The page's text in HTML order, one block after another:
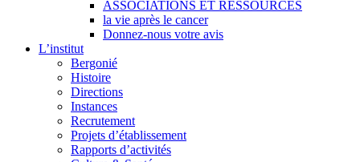
ASSOCIATIONS ET RESSOURCES
la vie après le cancer
Donnez-nous votre avis
L’institut
Bergonié
Histoire
Directions
Instances
Recrutement
Projets d’établissement
Rapports d’activités